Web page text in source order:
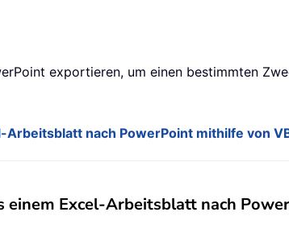
exportieren, um einen bestimmten
Arbeitsblatt nach PowerPoint mithilfe von
einem Excel-Arbeitsblatt nach